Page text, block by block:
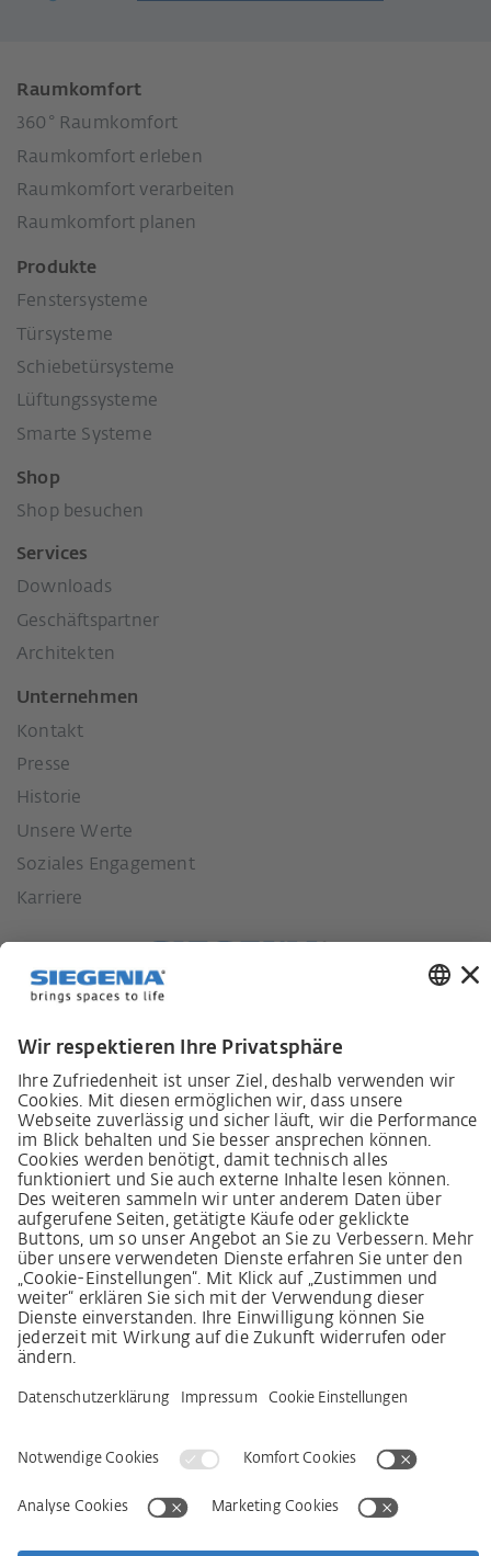
Raumkomfort
360° Raumkomfort
Raumkomfort erleben
Raumkomfort verarbeiten
Raumkomfort planen
Produkte
Fenstersysteme
Türsysteme
Schiebetürsysteme
Lüftungssysteme
Smarte Systeme
Shop
Shop besuchen
Services
Downloads
Geschäftspartner
Architekten
Unternehmen
Kontakt
Presse
Historie
Unsere Werte
Soziales Engagement
Karriere
Lieferkettensorgfaltspflichtengesetz
Lieferantenkodex
LkSG-Merkblatt für Lieferanten
Grundsatzerklärung Menschenrechtsstrategie
Beschwerdeverfahren
Impressum AGB
Datenschutz
Erklärung zur Barrierefreiheit